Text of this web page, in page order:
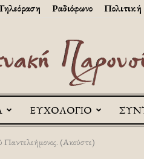
Ραδιόφωνο
ΕΥΧΟΛΟΓΙΟ
Παντελεήμονος. (Ακούστε)